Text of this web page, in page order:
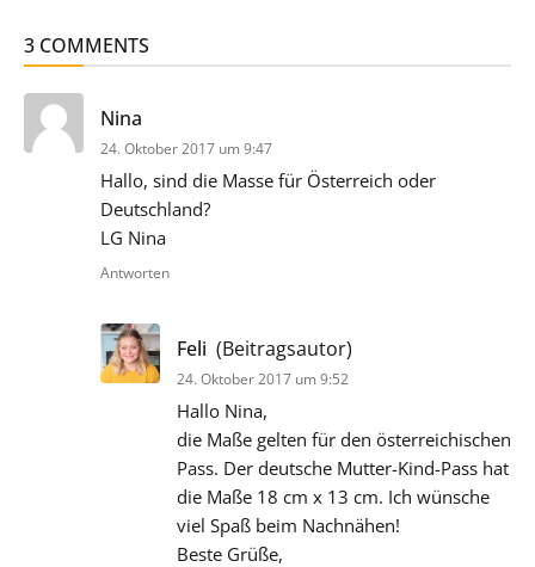
3 COMMENTS
Nina
24. Oktober 2017 um 9:47
Hallo, sind die Masse für Österreich oder
Deutschland?
LG Nina
Antworten
Feli (Beitragsautor)
24. Oktober 2017 um 9:52
Hallo Nina,
die Maße gelten für den österreichischen
Pass. Der deutsche Mutter-Kind-Pass hat
die Maße 18 cm x 13 cm. Ich wünsche
viel Spaß beim Nachnähen!
Beste Grüße,